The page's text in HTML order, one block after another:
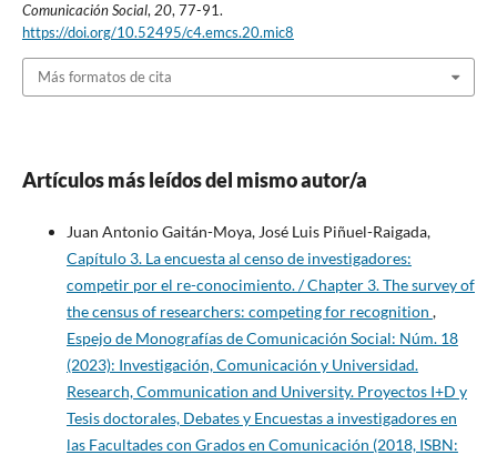
Comunicación Social, 20, 77-91.
https://doi.org/10.52495/c4.emcs.20.mic8
Más formatos de cita
Artículos más leídos del mismo autor/a
Juan Antonio Gaitán-Moya, José Luis Piñuel-Raigada,
Capítulo 3. La encuesta al censo de investigadores:
competir por el re-conocimiento. / Chapter 3. The survey of
the census of researchers: competing for recognition ,
Espejo de Monografías de Comunicación Social: Núm. 18
(2023): Investigación, Comunicación y Universidad.
Research, Communication and University. Proyectos I+D y
Tesis doctorales, Debates y Encuestas a investigadores en
las Facultades con Grados en Comunicación (2018, ISBN: